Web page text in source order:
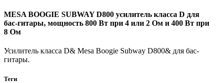
MESA BOOGIE SUBWAY D800 усилитель класса D для
бас-гитары, мощность 800 Вт при 4 или 2 Ом и 400 Вт при
8 Ом
Усилитель класса D& Mesa Boogie Subway D800& для бас-
гитары.
Теги